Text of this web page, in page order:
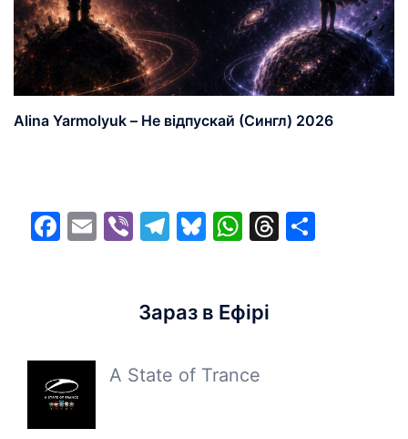
Alina Yarmolyuk – Не відпускай (Сингл) 2026
Facebook
EmailViberTelegram
Bluesky
WhatsApp
Threads
Зараз в Ефірі
A State of Trance